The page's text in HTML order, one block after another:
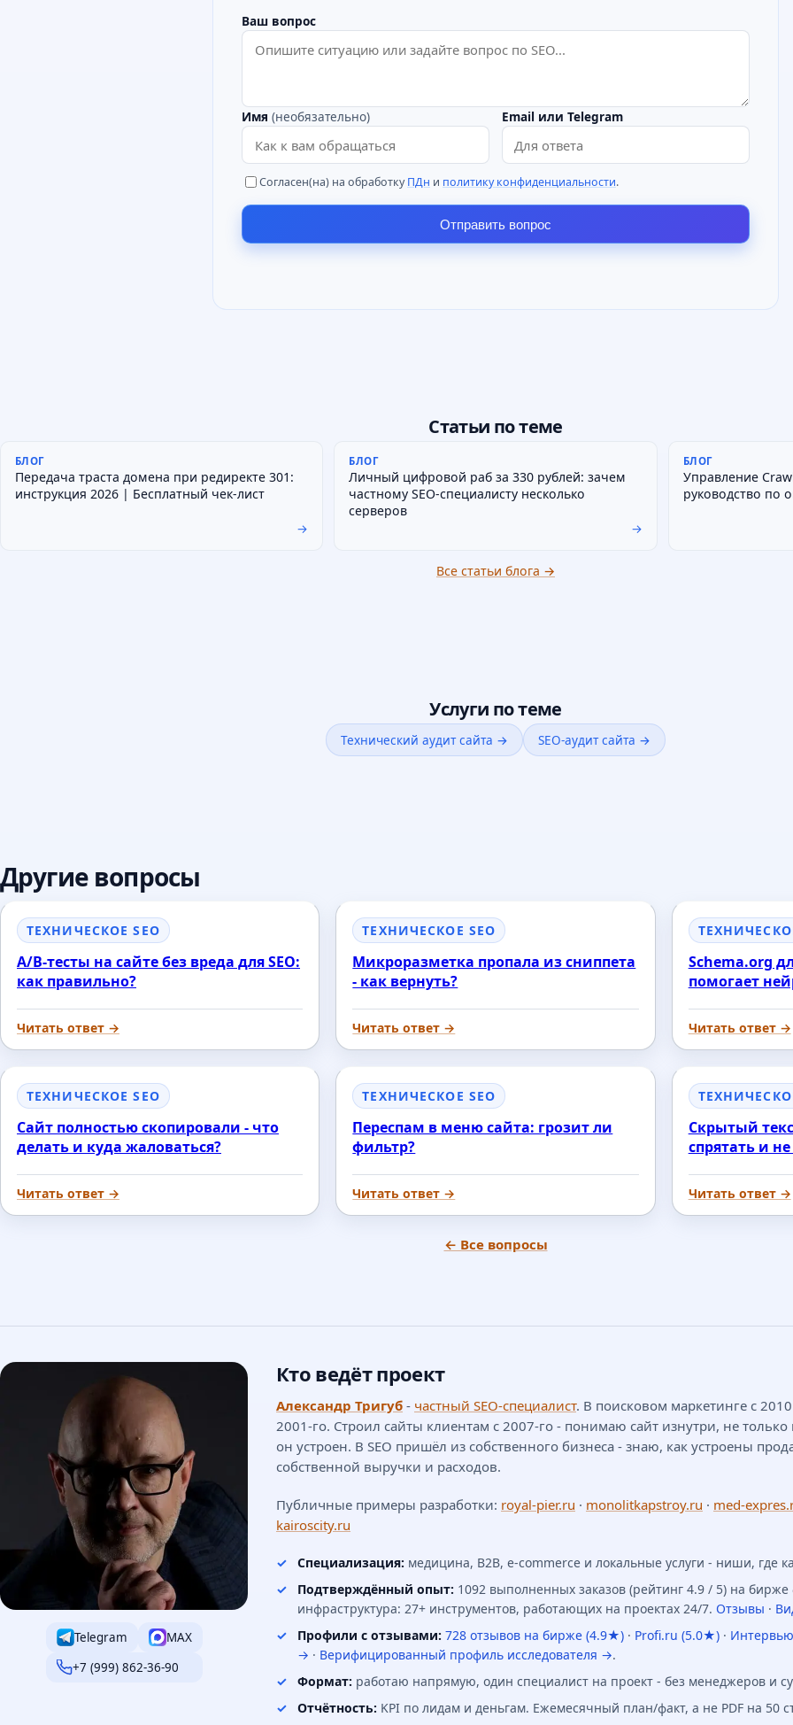
Ваш вопрос
Имя (необязательно) Email или Telegram
Согласен(на) на обработкуПДн и политику конфиденциальности.
Отправить вопрос
Статьи по теме
БЛОГ
Передача траста домена при редиректе 301:
инструкция 2026 | Бесплатный чек-лист
→
БЛОГ
Личный цифровой раб за 330 рублей: зачем
частному SEO-специалисту несколько
серверов
→
БЛОГ
Управление
руководство по
Все статьи блога →
Услуги по теме
Технический аудит сайта → SEO-аудит сайта →
Другие вопросы
ТЕХНИЧЕСКОЕ SEO
A/B-тесты на сайте без вреда для SEO:
как правильно?
Читать ответ →
ТЕХНИЧЕСКОЕ SEO
Микроразметка пропала из сниппета
- как вернуть?
Читать ответ →
Schema.org
помогает
Читать ответ →
ТЕХНИЧЕСКОЕ SEO
Сайт полностью скопировали - что
делать и куда жаловаться?
Читать ответ →
ТЕХНИЧЕСКОЕ SEO
Переспам в меню сайта: грозит ли
фильтр?
Читать ответ →
Скрытый
спрятать и
Читать ответ →
← Все вопросы
Telegram
MAX
+7 (999) 862-36-90
Кто ведёт проект
Александр Тригуб - частный SEO-специалист. В поисковом маркетинге с
2001-го. Строил сайты клиентам с 2007-го - понимаю сайт изнутри, не только
он устроен. В SEO пришёл из собственного бизнеса - знаю, как устроены
собственной выручки и расходов.
Публичные примеры разработки: royal-pier.ru · monolitkapstroy.ru · med-
kairoscity.ru
Специализация: медицина, B2B, e-commerce и локальные услуги - ниши, где
Подтверждённый опыт: 1092 выполненных заказов (рейтинг 4.9 / 5) на
инфраструктура: 27+ инструментов, работающих на проектах 24/7. Отзывы ·
Профили с отзывами: 728 отзывов на бирже (4.9★) · Profi.ru (5.0★) ·
→ · Верифицированный профиль исследователя →.
Формат: работаю напрямую, один специалист на проект - без менеджеров и
Отчётность: KPI по лидам и деньгам. Ежемесячный план/факт, а не PDF на 50